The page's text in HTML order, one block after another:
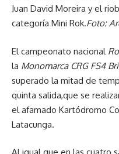
Juan David Moreira y el
categoría Mini Rok.Foto:
El campeonato nacional
la Monomarca CRG FS4
superado la mitad de
quinta salida,que se
el afamado Kartódromo
Latacunga.